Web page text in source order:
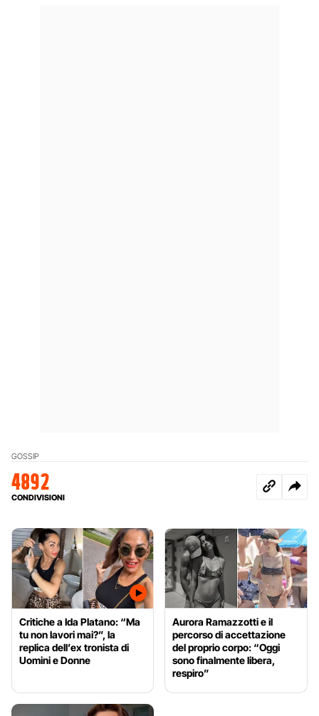
GOSSIP
4892
CONDIVISIONI
Critiche a Ida Platano: “Ma
tu non lavori mai?”, la
replica dell’ex tronista di
Uomini e Donne
Aurora Ramazzotti e il
percorso di accettazione
del proprio corpo: “Oggi
sono finalmente libera,
respiro”